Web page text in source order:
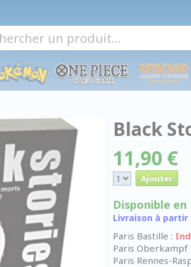
Black
11,90 €
Disponible
Livraison à partir
Paris Bastille :
Paris Oberkampf :
Paris Rennes-